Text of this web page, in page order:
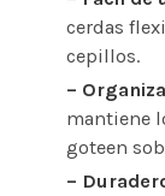
cerdas
cepillos.
–
mantiene
goteen
–